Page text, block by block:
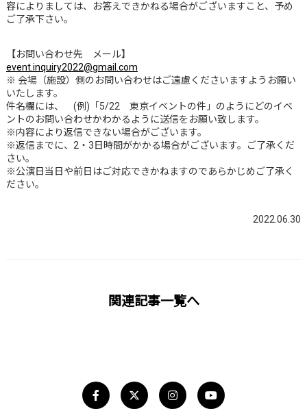
容によりましては、お答えできかねる場合がございますこと、予め
ご了承下さい。
【お問い合わせ先 メール】
event.inquiry2022@gmail.com
※ 会場（施設）側のお問い合わせはご遠慮くださいますようお願い
いたします。
件名欄には、 (例)「5/22 東京イベントの件」のようにどのイベ
ントのお問い合わせかわかるように送信をお願い致します。
※内容により返信できない場合がございます。
※返信までに、2・3日時間がかかる場合がございます。ご了承くだ
さい。
※公演日当日や前日はご対応できかねますのであらかじめご了承く
ださい。
2022.06.30
関連記事一覧へ